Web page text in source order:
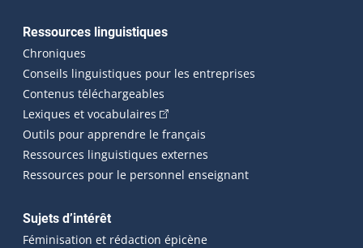
Ressources linguistiques
Chroniques
Conseils linguistiques pour les entreprises
Contenus téléchargeables
Lexiques et vocabulaires (Cet hyperlien externe s'ouvrira
Outils pour apprendre le français
Ressources linguistiques externes
Ressources pour le personnel enseignant
Sujets d’intérêt
Féminisation et rédaction épicène